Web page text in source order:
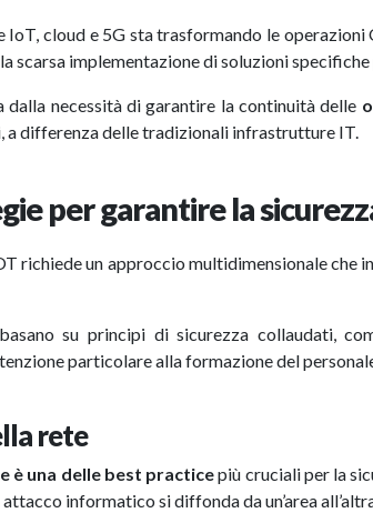
IoT, cloud e 5G sta trasformando le
scarsa implementazione di soluzioni
dalla necessità di garantire la continuità delle
differenza delle tradizionali infrastrutture IT.
per garantire la
richiede un approccio multidimensionale che
su principi di sicurezza collaudati,
particolare alla formazione del
rete
è una delle best practicepiù cruciali per la
informatico si diffonda da un’area